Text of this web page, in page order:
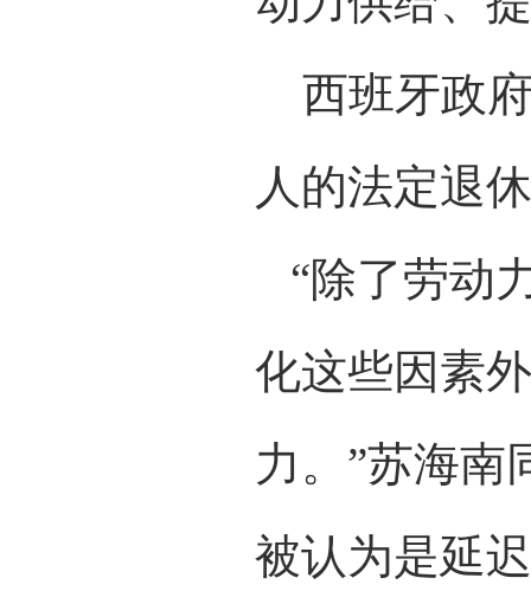
西班牙政府
人的法定退
“除了劳动
化这些因素
力。”苏海南
被认为是延